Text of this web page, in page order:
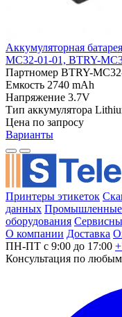
Аккумуляторная
MC32-01-01, BTRY-
Партномер BTRY-
Емкость 2740 mAh
Напряжение 3.7V
Тип аккумулятора
Цена по запросу
Варианты
Принтеры этикеток
данных
оборудования
О компании Доставка
ПН-ПТ с 9:00 до 17:00
Консультация по